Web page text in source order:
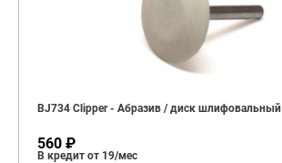
BJ734 Clipper - Абразив / диск шлифовальный
560 ₽
В кредит от 19/мес